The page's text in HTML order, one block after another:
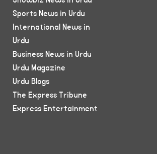
Sports News in Urdu
International News in
Urdu
Business News in Urdu
Urdu Magazine
Urdu Blogs
The Express Tribune
Express Entertainment